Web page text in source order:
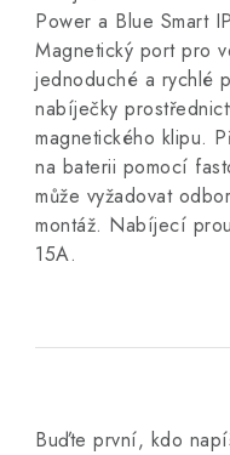
Power a Blue Smart
Magnetický port pro
jednoduché a rychlé
nabíječky
magnetického klipu.
na baterii pomocí
může vyžadovat
montáž. Nabíjecí
15A.
Buďte první, kdo